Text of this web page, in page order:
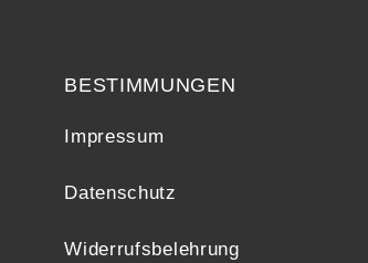
BESTIMMUNGEN
Impressum
Datenschutz
Widerrufsbelehrung